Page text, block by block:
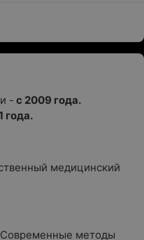
- с 2009 года.
года.
медицинский
Современные методы